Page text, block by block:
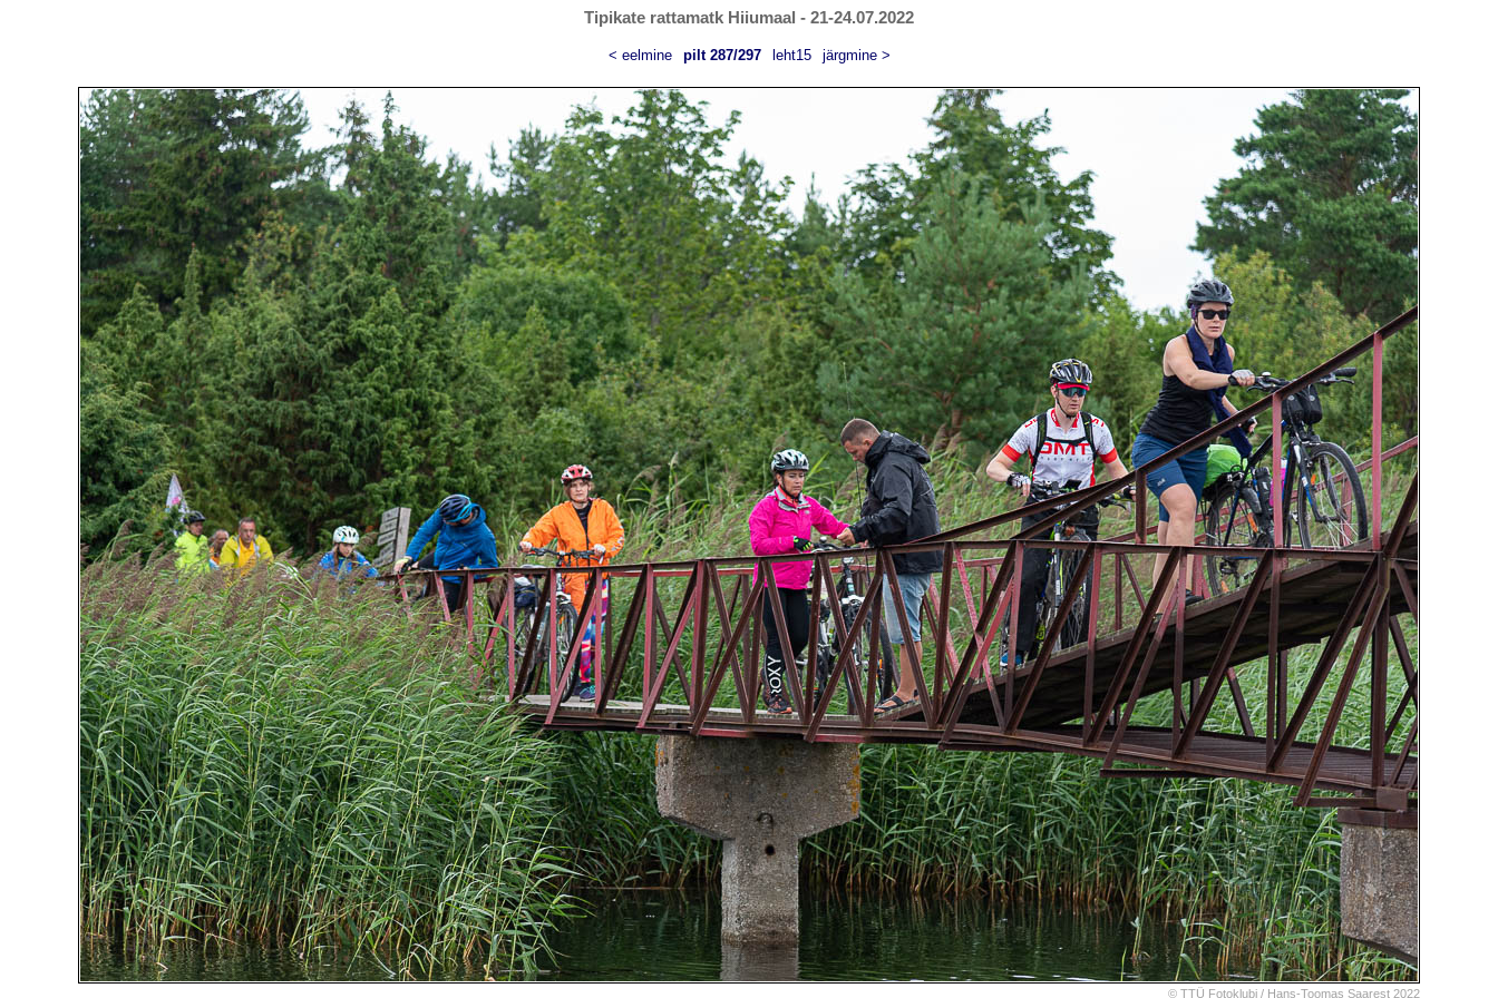
Tipikate rattamatk Hiiumaal - 21-24.07.2022
< eelmine pilt 287/297 leht15 järgmine >
© TTÜ Fotoklubi / Hans-Toomas Saarest 2022